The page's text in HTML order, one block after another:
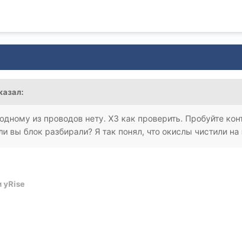
из проводов нету. ХЗ как проверить. Пробуйте
вы блок разбирали? Я так понял, что окислы чистили на
yRise